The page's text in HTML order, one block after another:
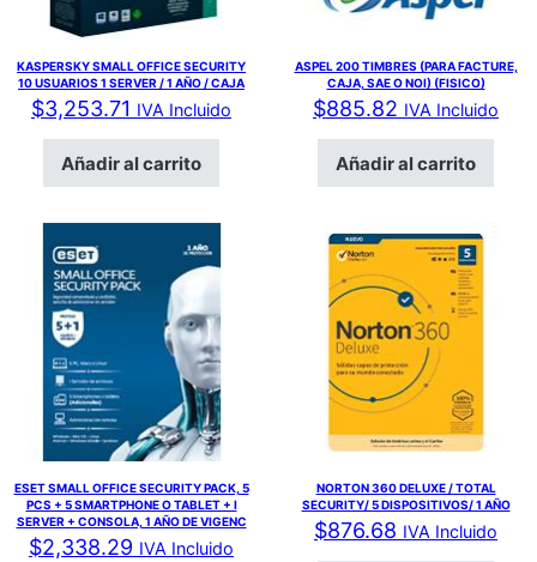
KASPERSKY SMALL OFFICE SECURITY
10 USUARIOS 1 SERVER / 1 AÑO / CAJA
$3,253.71 IVA Incluido
Añadir al carrito
ASPEL 200 TIMBRES (PARA FACTURE,
CAJA, SAE O NOI) (FISICO)
$885.82 IVA Incluido
Añadir al carrito
ESET SMALL OFFICE SECURITY PACK, 5
PCS + 5 SMARTPHONE O TABLET + I
SERVER + CONSOLA, 1 AÑO DE VIGENC
$2,338.29 IVA Incluido
NORTON 360 DELUXE / TOTAL
SECURITY/ 5 DISPOSITIVOS/ 1 AÑO
$876.68 IVA Incluido